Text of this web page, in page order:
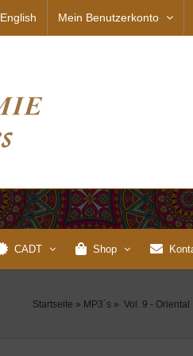
English Mein Benutzerkonto
CADT Shop
Startseite » MP3´s » Vol. 9 -